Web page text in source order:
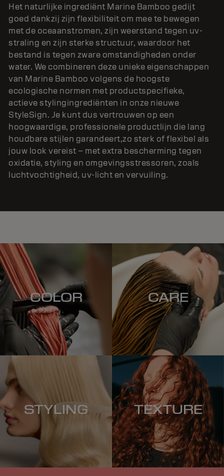
Het naturlijke ingrediënt Marine Bamboo gedijt
goed dankzij zijn flexibiliteit om mee te bewegen
met de oceaanstromen, zijn weerstand tegen uv-
straling en zijn sterke structuur, waardoor het
bestand is tegen zware omstandigheden onder
water. We combineren deze unieke eigenschappen
van Marine Bamboo volgens de hoogste
ecologische normen met productspecifieke,
actieve stylingingrediënten in onze nieuwe
StyleSign. Je kunt dus vertrouwen op een
hoogwaardige, professionele productlijn die lang
houdbare stijlen garandeert,zo sterk of flexibel als
jouw look vereist – met extra bescherming tegen
oxidatie, styling en omgevingsstressoren, zoals
luchtvochtigheid, uv-licht en vervuiling.
COLOR CARE
STYLING TEXTURE